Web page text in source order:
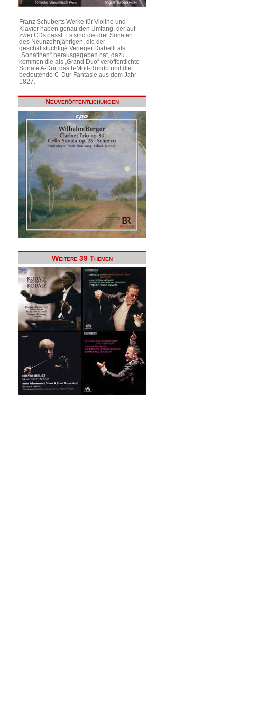
Franz Schuberts Werke für Violine und
Klavier haben genau den Umfang, der auf
zwei CDs passt. Es sind die drei Sonaten
des Neunzehnjährigen, die der
geschäftstüchtige Verleger Diabelli als
„Sonatinen“ herausgegeben hat, dazu
kommen die als „Grand Duo“ veröffentlichte
Sonate A-Dur, das h-Moll-Rondo und die
bedeutende C-Dur-Fantasie aus dem Jahr
1827.
Neuveröffentlichungen
Weitere 39 Themen